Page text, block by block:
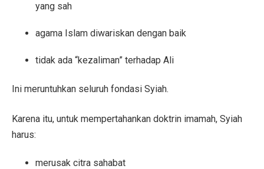
yang sah
agama Islam diwariskan dengan baik
tidak ada “kezaliman” terhadap Ali
Ini meruntuhkan seluruh fondasi Syiah.
Karena itu, untuk mempertahankan doktrin imamah, Syiah
harus:
merusak citra sahabat